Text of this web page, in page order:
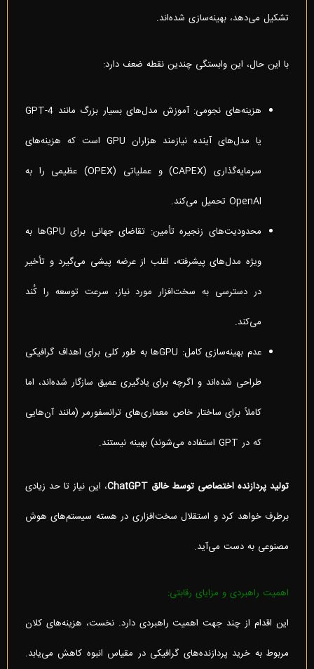
تشکیل می‌دهد، بهینه‌سازی شده‌اند.
با این حال، این وابستگی چندین نقطه ضعف دارد:
هزینه‌های نجومی: آموزش مدل‌های بسیار بزرگ مانند GPT-4
یا مدل‌های آینده نیازمند هزاران GPU است که هزینه‌های
سرمایه‌گذاری (CAPEX) و عملیاتی (OPEX) عظیمی را به
OpenAI تحمیل می‌کند.
محدودیت‌های زنجیره تأمین: تقاضای جهانی برای GPUها به
ویژه مدل‌های پیشرفته، اغلب از عرضه پیشی می‌گیرد و تأخیر
در دسترسی به سخت‌افزار مورد نیاز، سرعت توسعه را کُند
می‌کند.
عدم بهینه‌سازی کامل: GPUها به طور کلی برای اهداف گرافیکی
طراحی شده‌اند و اگرچه برای یادگیری عمیق سازگار شده‌اند، اما
کاملاً برای ساختار خاص معماری‌های ترانسفورمر (مانند آن‌هایی
که در GPT استفاده می‌شوند) بهینه نیستند.
تولید پردازنده اختصاصی توسط خالق
، این نیاز تا حد زیادی
برطرف خواهد کرد و استقلال سخت‌افزاری در هسته سیستم‌های هوش
مصنوعی به دست می‌آید.
اهمیت راهبردی و مزایای رقابتی:
این اقدام از چند جهت اهمیت راهبردی دارد. نخست، هزینه‌های کلان
مربوط به خرید پردازنده‌های گرافیکی در مقیاس انبوه کاهش می‌یابد.